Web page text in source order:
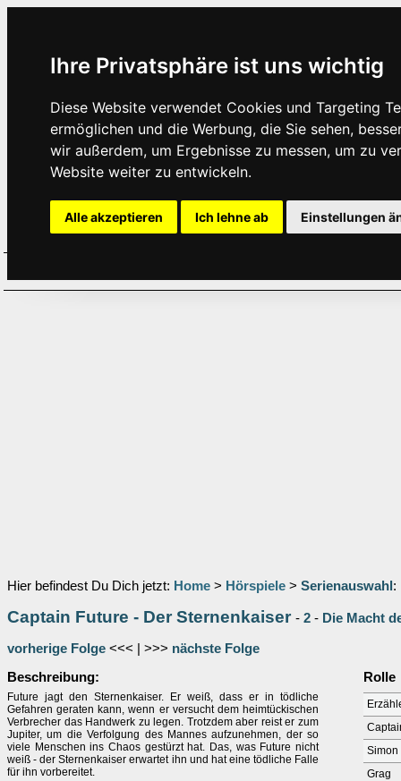
Ihre Privatsphäre ist uns wichtig
Diese Website verwendet Cookies und Targeting
ermöglichen und die Werbung, die Sie sehen,
wir außerdem, um Ergebnisse zu messen, um zu
Website weiter zu entwickeln.
Alle akzeptieren Ich lehne ab Einstellungen
Hier befindest Du Dich jetzt: Home > Hörspiele > Serienauswahl :
Captain Future - Der Sternenkaiser - 2 - Die Macht
vorherige Folge <<< | >>> nächste Folge
Beschreibung:
Future jagt den Sternenkaiser. Er weiß, dass er in tödliche
Gefahren geraten kann, wenn er versucht dem heimtückischen
Verbrecher das Handwerk zu legen. Trotzdem aber reist er zum
Jupiter, um die Verfolgung des Mannes aufzunehmen, der so
viele Menschen ins Chaos gestürzt hat. Das, was Future nicht
weiß - der Sternenkaiser erwartet ihn und hat eine tödliche Falle
für ihn vorbereitet.
Rolle
Simon
Grag